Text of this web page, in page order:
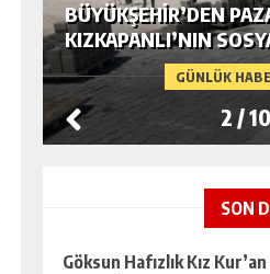
GÜNLÜK
BÜYÜKŞEHIR’DEN
MODERN ULAŞIM
3 /10
SON
Göksun Hafızlık Kız Kur’an